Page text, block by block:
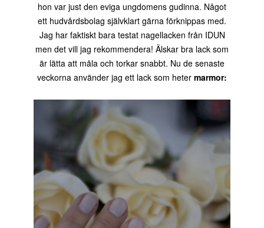
hon var just den eviga ungdomens gudinna. Något
ett hudvårdsbolag självklart gärna förknippas med.
Jag har faktiskt bara testat nagellacken från IDUN
men det vill jag rekommendera! Älskar bra lack som
är lätta att måla och torkar snabbt. Nu de senaste
veckorna använder jag ett lack som heter marmor: